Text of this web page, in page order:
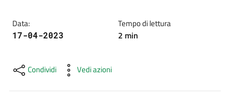
Come
Data:
17-04-2023
Tempo di lettura
2 min
Condividi Vedi azioni